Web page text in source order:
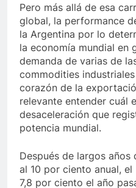
Pero más allá de esa
global, la performance
la Argentina por lo
la economía mundial en
demanda de varias de
commodities
corazón de la
relevante entender cuál
desaceleración que
potencia mundial.
Después de largos
al 10 por ciento anual, el
7,8 por ciento el año